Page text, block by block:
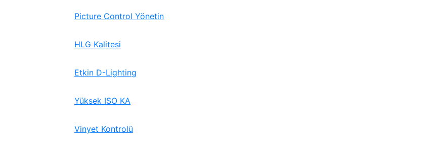
Picture Control Yönetin
HLG Kalitesi
Etkin D-Lighting
Yüksek ISO KA
Vinyet Kontrolü